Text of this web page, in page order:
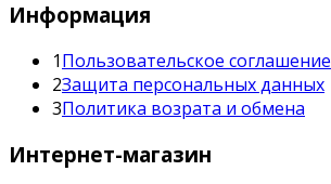
Информация
1Пользовательское соглашение
2Защита персональных данных
3Политика возрата и обмена
Интернет-магазин